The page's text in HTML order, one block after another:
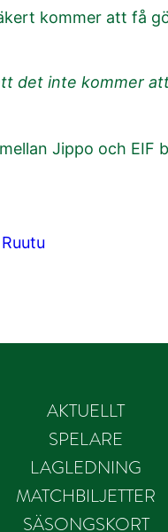
kommer att få
det inte kommer
Jippo och EIF
Ruutu
AKTUELLT
SPELARE
LAGLEDNING
MATCHBILJETTER
SÄSONGSKORT